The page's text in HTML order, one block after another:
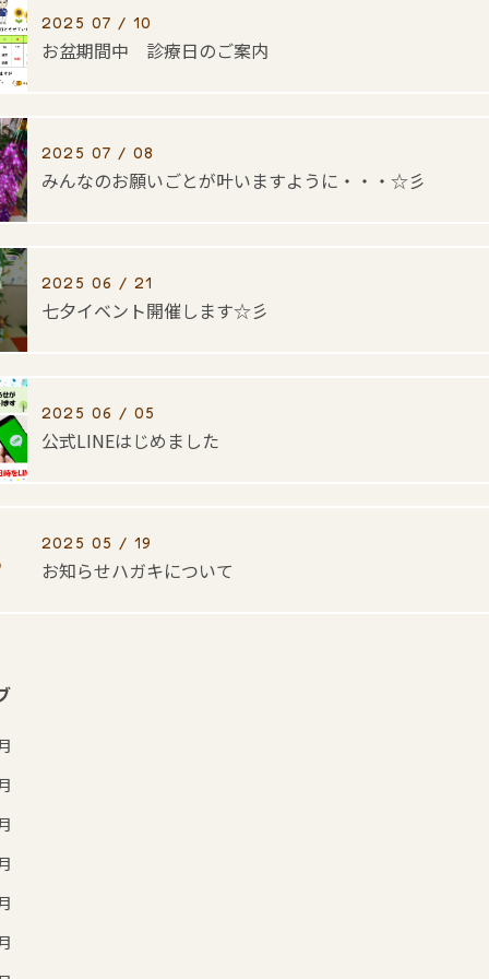
2025 07 / 10
お盆期間中 診療日のご案内
2025 07 / 08
みんなのお願いごとが叶いますように・・・☆彡
2025 06 / 21
七夕イベント開催します☆彡
2025 06 / 05
公式LINEはじめました
2025 05 / 19
お知らせハガキについて